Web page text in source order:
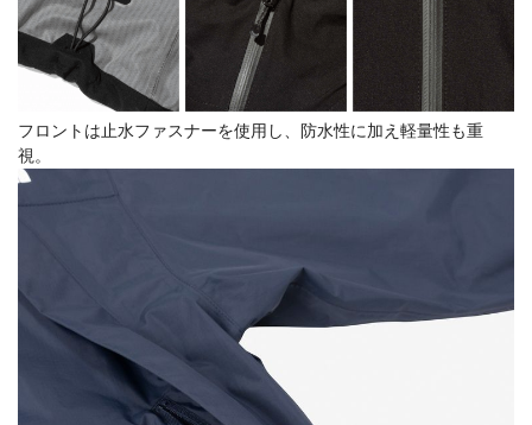
フロントは止水ファスナーを使用し、防水性に加え軽量性も重
視。